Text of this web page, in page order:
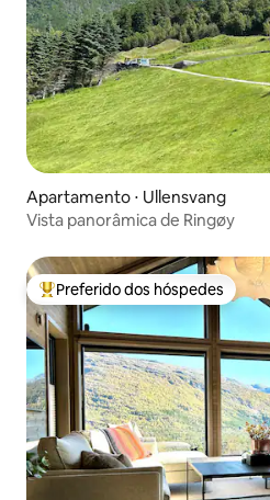
Apartamento ⋅ Ullensvang
Vista panorâmica de Ringøy
Entre os melhores preferidos
Preferido dos hóspedes